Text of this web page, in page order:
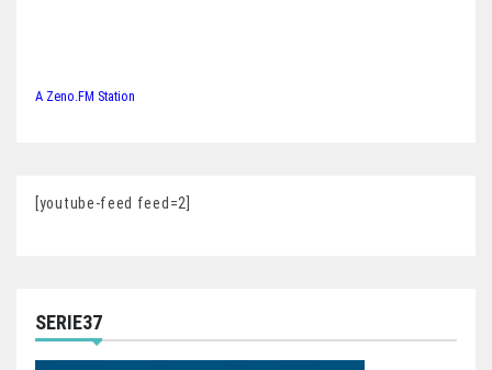
A Zeno.FM Station
[youtube-feed feed=2]
SERIE37